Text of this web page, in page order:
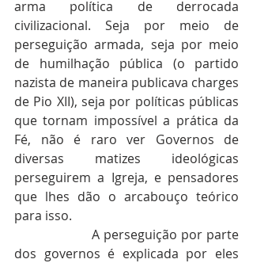
arma política de derrocada
civilizacional. Seja por meio de
perseguição armada, seja por meio
de humilhação pública (o partido
nazista de maneira publicava charges
de Pio XII), seja por políticas públicas
que tornam impossível a prática da
Fé, não é raro ver Governos de
diversas matizes ideológicas
perseguirem a Igreja, e pensadores
que lhes dão o arcabouço teórico
para isso.
dos governos é explicada por eles